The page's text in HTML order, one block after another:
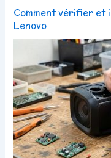
Comment vérifier et
Lenovo